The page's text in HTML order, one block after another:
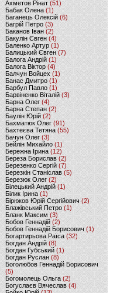
Ахметов Рінат(51)
Бабак Олена(1)
Баганець Олексій(6)
Багрій Петро (3)
Баканов Іван(2)
Бакулін Євген (4)
Баленко Артур(1)
Балицький Євген(7)
Балога Андрій (1)
Балога Віктор (4)
Балчун Войцех (1)
Банас Дмитро (1)
Барбул Павло(1)
Барвіненко Віталій(3)
Барна Олег (4)
Барна Степан (2)
Баулін Юрій (2)
Бахматюк Олег (91)
Бахтеєва Тетяна(55)
Бачун Олег (3)
Бейлін Михайло (1)
Бережна Ірина(12)
Береза Борислав(2)
Березенко Сергій (7)
Березкін Станіслав (5)
Березюк Олег(2)
Білецький Андрій (1)
Білик Ірина (1)
Бірюков Юрій Сергійович (2)
Блажівський Петро (1)
Бланк Максим(3)
Бобов Геннадій (2)
Бобов Геннадій Борисович (1)
Богартирьова Раїса (32)
Богдан Андрій(8)
Богдан Губський (1)
Богдан Руслан(8)
Боголюбов Геннадій Борисович
(5)
Богомолець Ольга (2)
Богуслаєв Вячеслав (4)